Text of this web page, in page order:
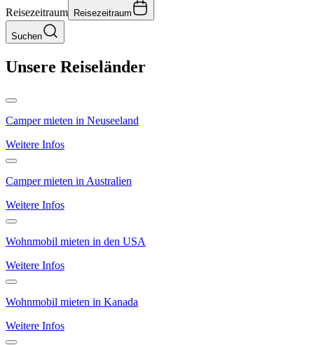
Reisezeitraum Reisezeitraum
Suchen
Unsere Reiseländer
Camper mieten in Neuseeland
Weitere Infos
Camper mieten in Australien
Weitere Infos
Wohnmobil mieten in den USA
Weitere Infos
Wohnmobil mieten in Kanada
Weitere Infos